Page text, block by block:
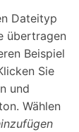
Dateityp
übertragen
Beispiel
Sie
und
Wählen